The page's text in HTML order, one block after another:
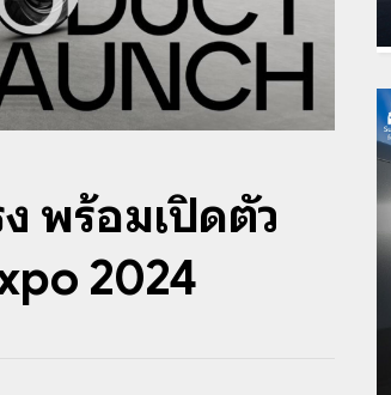
พร้อมเปิดตัว
2024